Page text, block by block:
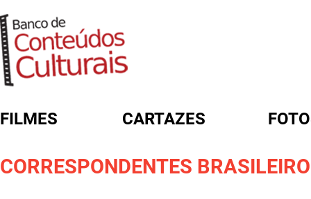
FILMES CARTAZES
CORRESPONDENTES
FORMULÁRIO DE BUSCA